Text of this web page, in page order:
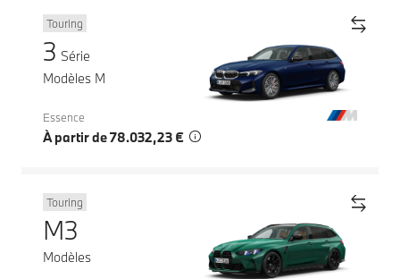
Touring
3 Série
Modèles M
Essence
À partir de 78.032,23 €
Touring
M3
Modèles